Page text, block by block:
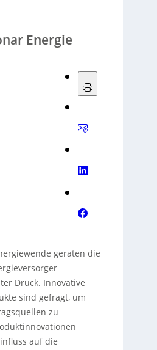
Energie
geraten die
Druck. Innovative
sind gefragt, um
zu
auf die